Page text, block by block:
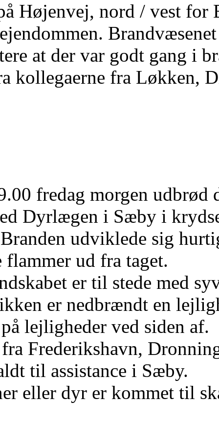
Højenvej, nord / vest for
at der var godt gang i
kollegaerne fra Løkken,
fredag morgen
Dyrlægen i Sæby i
udviklede sig
flammer ud fra taget.
er til stede med
er nedbrændt en
lejligheder ved siden af.
Frederikshavn,
til assistance i Sæby.
eller dyr er kommet til